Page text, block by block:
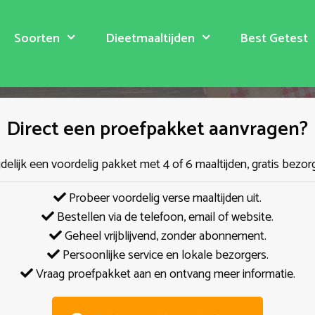
Soorten Dieetmaaltijden Best Getest
Direct een proefpakket aanvragen?
een voordelig pakket met 4 of 6 maaltijden, gratis
Probeer voordelig verse maaltijden uit.
Bestellen via de telefoon, email of website.
Geheel vrijblijvend, zonder abonnement.
Persoonlijke service en lokale bezorgers.
Vraag proefpakket aan en ontvang meer informatie.